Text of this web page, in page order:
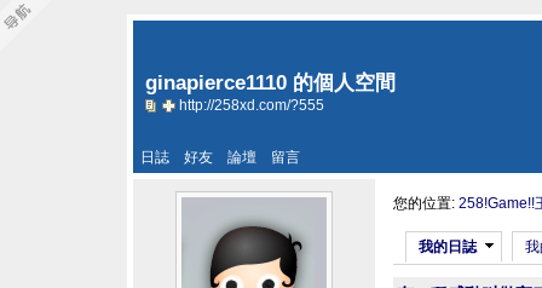
ginapierce1110 的個人空間
http://258xd.com/?555
日誌 好友 論壇 留言
您的位置:258!Game!!
我的日誌